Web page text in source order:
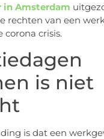
in Amsterdam
rechten van een
crisis.
is niet
is dat een